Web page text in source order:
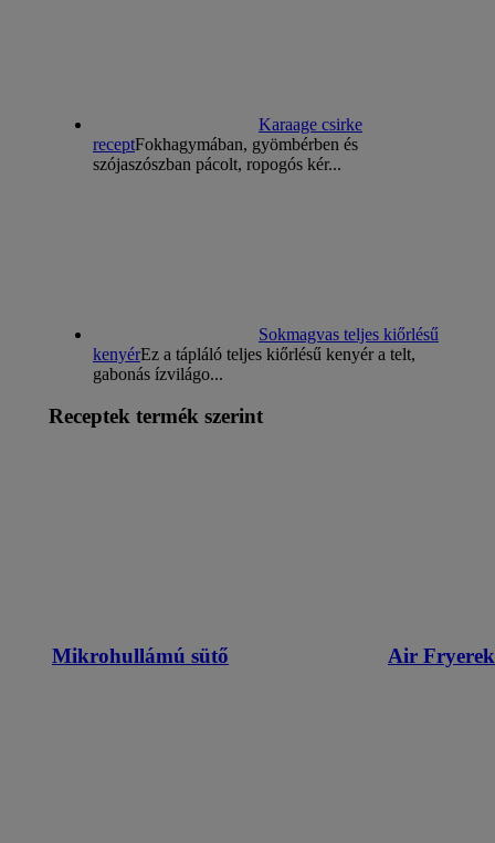
Karaage csirke
receptFokhagymában, gyömbérben és
szójaszószban pácolt, ropogós kér...
Sokmagvas teljes kiőrlésű
kenyérEz a tápláló teljes kiőrlésű kenyér a telt,
gabonás ízvilágo...
Receptek termék szerint
Mikrohullámú sütő Air Fryerek